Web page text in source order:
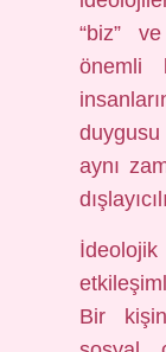
“biz”
önemli
aynı
Bir